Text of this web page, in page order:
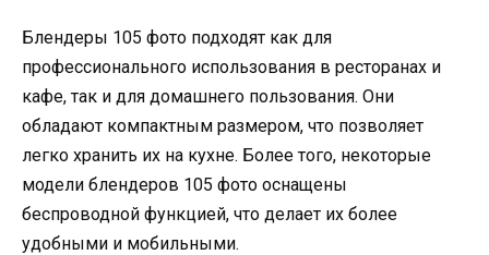
Блендеры 105 фото подходят как для
профессионального использования в ресторанах и
кафе, так и для домашнего пользования. Они
обладают компактным размером, что позволяет
легко хранить их на кухне. Более того, некоторые
модели блендеров 105 фото оснащены
беспроводной функцией, что делает их более
удобными и мобильными.